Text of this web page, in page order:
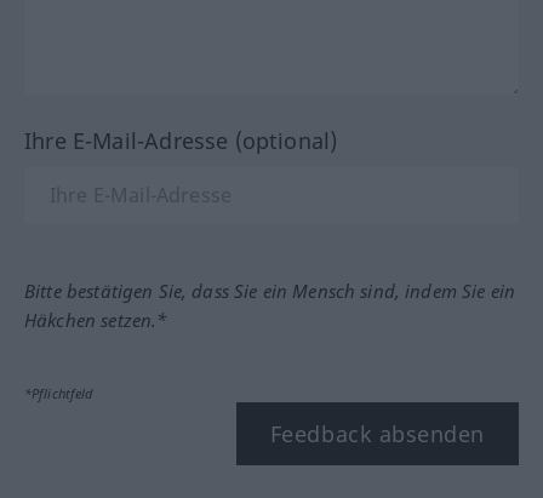
Ihre E-Mail-Adresse (optional)
Bitte bestätigen Sie, dass Sie ein Mensch sind, indem Sie ein
Häkchen setzen.*
*Pflichtfeld
Feedback absenden